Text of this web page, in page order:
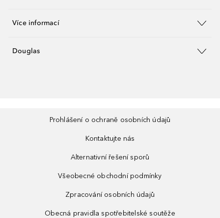
Více informací
Douglas
Prohlášení o ochraně osobních údajů
Kontaktujte nás
Alternativní řešení sporů
Všeobecné obchodní podmínky
Zpracování osobních údajů
Obecná pravidla spotřebitelské soutěže